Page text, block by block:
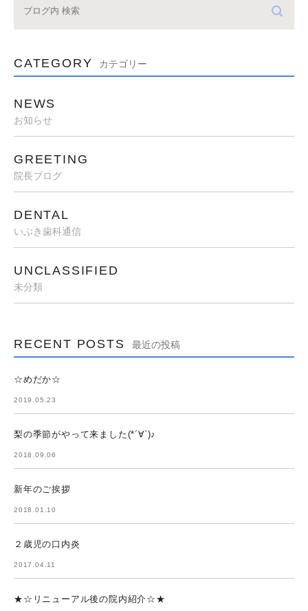
CATEGORY カテゴリー
NEWS
お知らせ
GREETING
院長ブログ
DENTAL
いぶき歯科通信
UNCLASSIFIED
未分類
RECENT POSTS 最近の投稿
☆めだか☆
2019.05.23
梨の季節がやって来ました(*´∀`)♪
2018.09.06
新年のご挨拶
2018.01.10
２歳児の口内炎
2017.04.11
★☆リニューアル後の院内紹介☆★